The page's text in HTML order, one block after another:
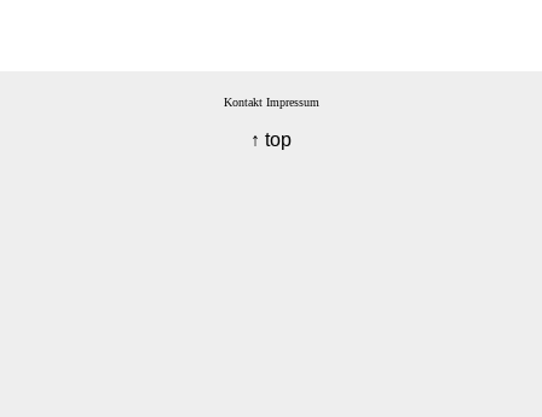
Kontakt Impressum
↑ top